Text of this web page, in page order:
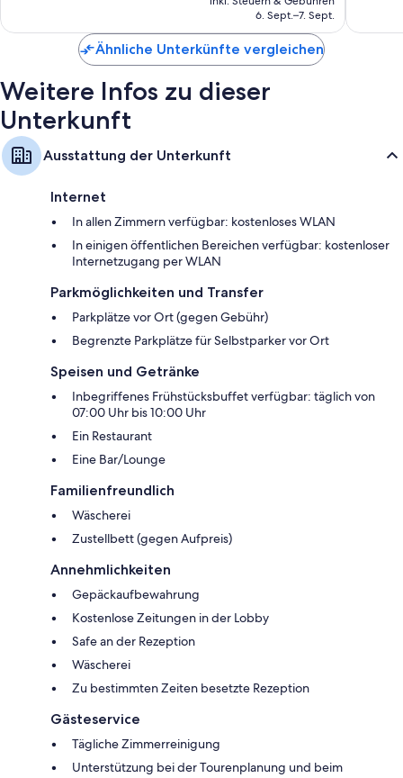
beträgt
6. Sept.–7. Sept.
Ähnliche Unterkünfte vergleichen
Weitere Infos zu dieser
Unterkunft
Ausstattung der Unterkunft
Internet
In allen Zimmern verfügbar: kostenloses WLAN
In einigen öffentlichen Bereichen verfügbar: kostenloser
Internetzugang per WLAN
Parkmöglichkeiten und Transfer
Parkplätze vor Ort (gegen Gebühr)
Begrenzte Parkplätze für Selbstparker vor Ort
Speisen und Getränke
Inbegriffenes Frühstücksbuffet verfügbar: täglich von
07:00 Uhr bis 10:00 Uhr
Ein Restaurant
Eine Bar/Lounge
Familienfreundlich
Wäscherei
Zustellbett (gegen Aufpreis)
Annehmlichkeiten
Gepäckaufbewahrung
Kostenlose Zeitungen in der Lobby
Safe an der Rezeption
Wäscherei
Zu bestimmten Zeiten besetzte Rezeption
Gästeservice
Tägliche Zimmerreinigung
Unterstützung bei der Tourenplanung und beim